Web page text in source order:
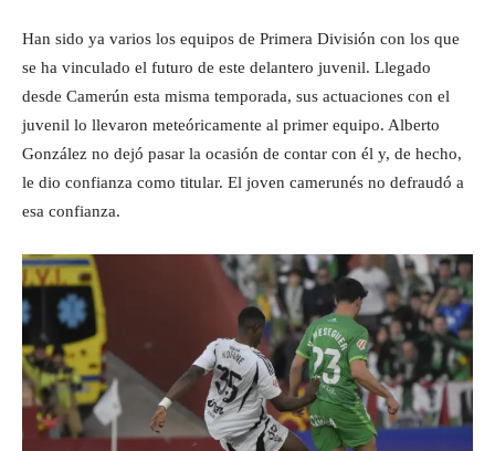
Han sido ya varios los equipos de Primera División con los que
se ha vinculado el futuro de este delantero juvenil. Llegado
desde Camerún esta misma temporada, sus actuaciones con el
juvenil lo llevaron meteóricamente al primer equipo. Alberto
González no dejó pasar la ocasión de contar con él y, de hecho,
le dio confianza como titular. El joven camerunés no defraudó a
esa confianza.